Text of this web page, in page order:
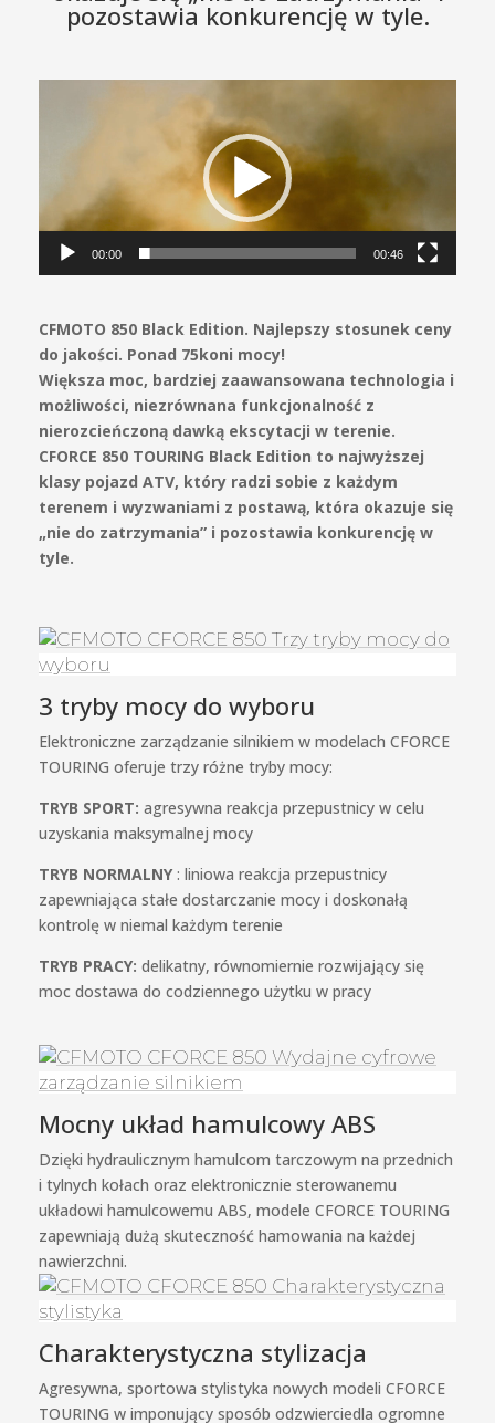
pozostawia konkurencję w tyle.
00:00 00:46
CFMOTO 850 Black Edition. Najlepszy stosunek ceny
do jakości. Ponad 75koni mocy!
Większa moc, bardziej zaawansowana technologia i
możliwości, niezrównana funkcjonalność z
nierozcieńczoną dawką ekscytacji w terenie.
CFORCE 850 TOURING Black Edition to najwyższej
klasy pojazd ATV, który radzi sobie z każdym
terenem i wyzwaniami z postawą, która okazuje się
„nie do zatrzymania” i pozostawia konkurencję w
tyle.
3 tryby mocy do wyboru
Elektroniczne zarządzanie silnikiem w modelach CFORCE
TOURING oferuje trzy różne tryby mocy:
TRYB SPORT: agresywna reakcja przepustnicy w celu
uzyskania maksymalnej mocy
TRYB NORMALNY: liniowa reakcja przepustnicy
zapewniająca stałe dostarczanie mocy i doskonałą
kontrolę w niemal każdym terenie
TRYB PRACY: delikatny, równomiernie rozwijający się
moc dostawa do codziennego użytku w pracy
Mocny układ hamulcowy ABS
Dzięki hydraulicznym hamulcom tarczowym na przednich
i tylnych kołach oraz elektronicznie sterowanemu
układowi hamulcowemu ABS, modele CFORCE TOURING
zapewniają dużą skuteczność hamowania na każdej
nawierzchni.
Charakterystyczna stylizacja
Agresywna, sportowa stylistyka nowych modeli CFORCE
TOURING w imponujący sposób odzwierciedla ogromne